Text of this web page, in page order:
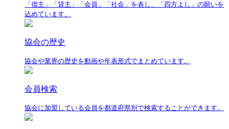
「借主」「貸主」「会員」「社会」を表し、「四方よし」の願いを
込めています。
協会の歴史
協会や業界の歴史を動画や年表形式でまとめています。
会員検索
協会に加盟している会員を都道府県別で検索することができます。